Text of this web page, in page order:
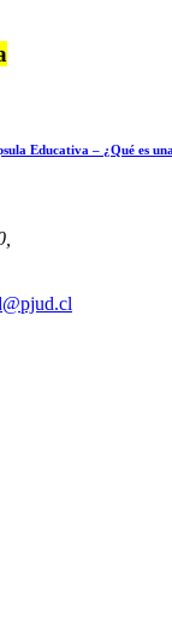
Educativa – ¿Qué es